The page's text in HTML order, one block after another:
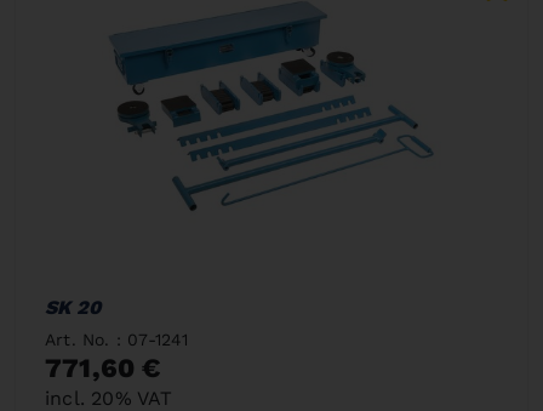
SK 20
Art. No. : 07-1241
771,60 €
incl. 20% VAT